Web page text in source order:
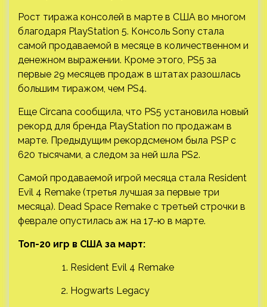
Рост тиража консолей в марте в США во многом
благодаря PlayStation 5. Консоль Sony стала
самой продаваемой в месяце в количественном и
денежном выражении. Кроме этого, PS5 за
первые 29 месяцев продаж в штатах разошлась
большим тиражом, чем PS4.
Еще Circana сообщила, что PS5 установила новый
рекорд для бренда PlayStation по продажам в
марте. Предыдущим рекордсменом была PSP с
620 тысячами, а следом за ней шла PS2.
Самой продаваемой игрой месяца стала Resident
Evil 4 Remake (третья лучшая за первые три
месяца). Dead Space Remake с третьей строчки в
феврале опустилась аж на 17-ю в марте.
Топ-20 игр в США за март:
Resident Evil 4 Remake
Hogwarts Legacy